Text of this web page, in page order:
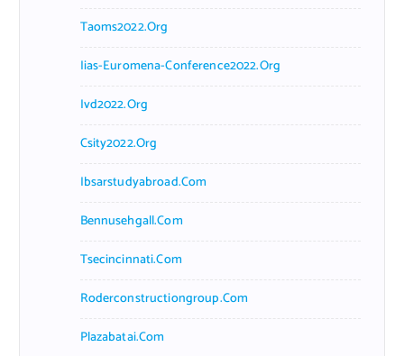
Taoms2022.org
Iias-Euromena-Conference2022.org
Ivd2022.org
Csity2022.org
Ibsarstudyabroad.com
Bennusehgall.com
Tsecincinnati.com
Roderconstructiongroup.com
Plazabatai.com